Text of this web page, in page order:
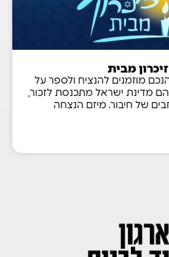
זיכרון מבית
מוזמנים להנציח ולספר על
מדינת ישראל מתכנסת לזכור,
של חיבור. מיזם הנצחה